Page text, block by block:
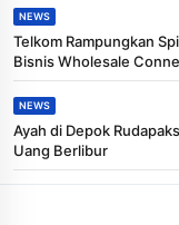
NEWS
Telkom Rampungkan
Bisnis Wholesale
NEWS
Ayah di Depok
Uang Berlibur